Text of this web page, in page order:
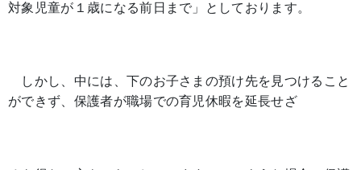
対象児童が１歳になる前日まで」としております。
しかし、中には、下のお子さまの預け先を見つけること
ができず、保護者が職場での育児休暇を延長せざ